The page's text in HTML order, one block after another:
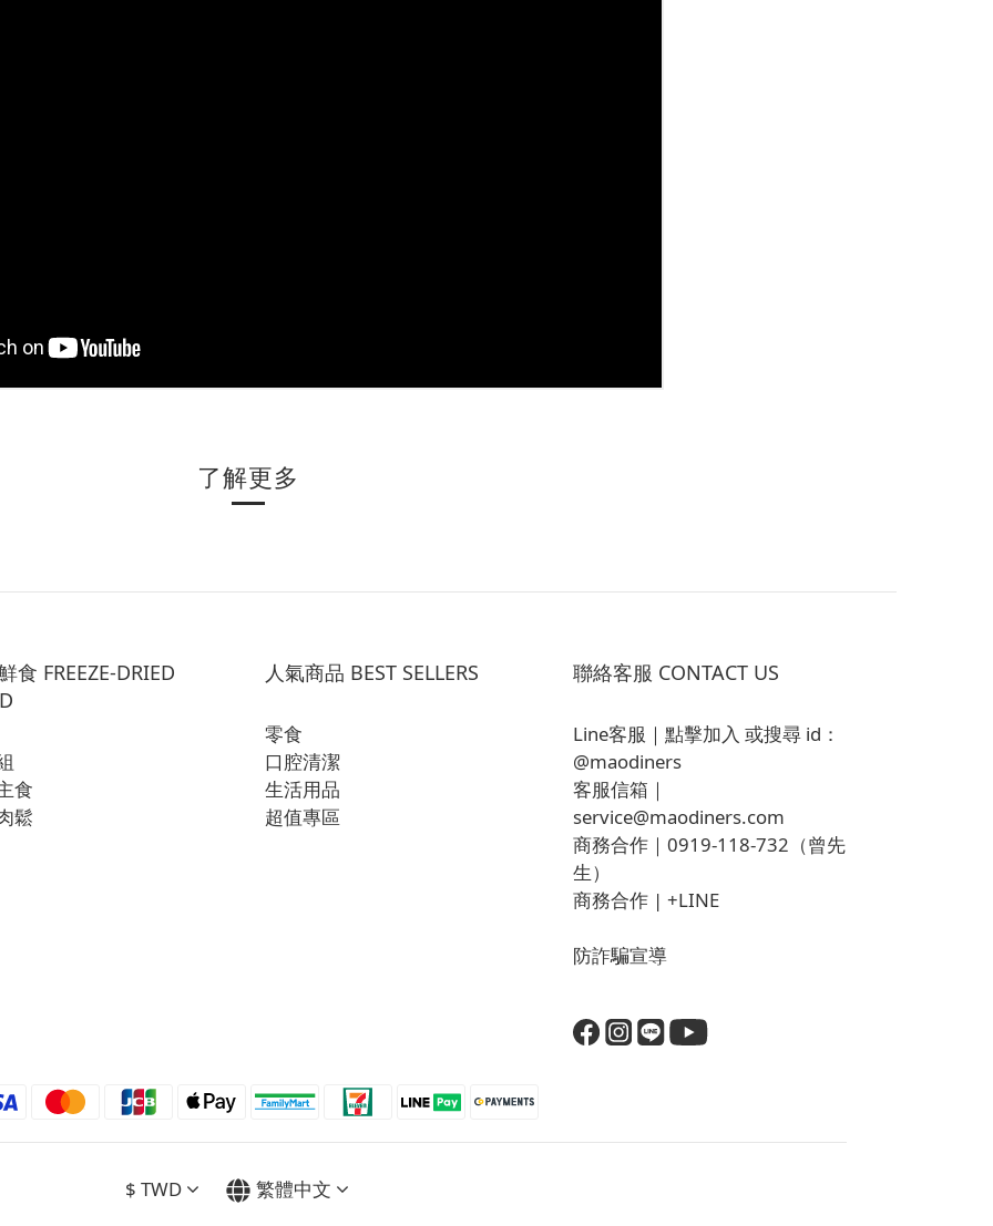
了解更多
食 FREEZE-DRIED
食
鬆
人氣商品 BEST SELLERS
零食
口腔清潔
生活用品
超值專區
聯絡客服 CONTACT US
Line客服｜ 點擊加入 或搜尋 id：
@maodiners
客服信箱｜
service@maodiners.com
商務合作｜0919-118-732（曾先
生）
商務合作 | +LINE
防詐騙宣導
$ TWD 繁體中文